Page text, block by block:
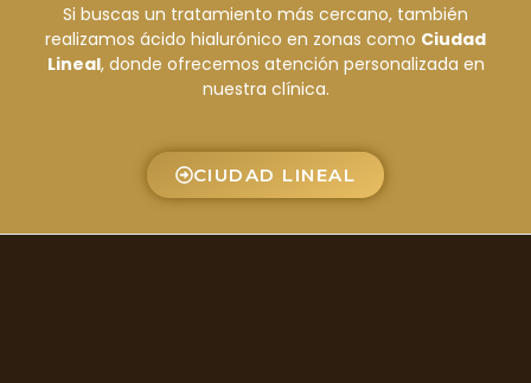
Si buscas un tratamiento más cercano, también
realizamos ácido hialurónico en zonas como Ciudad
Lineal, donde ofrecemos atención personalizada en
nuestra clínica.
CIUDAD LINEAL